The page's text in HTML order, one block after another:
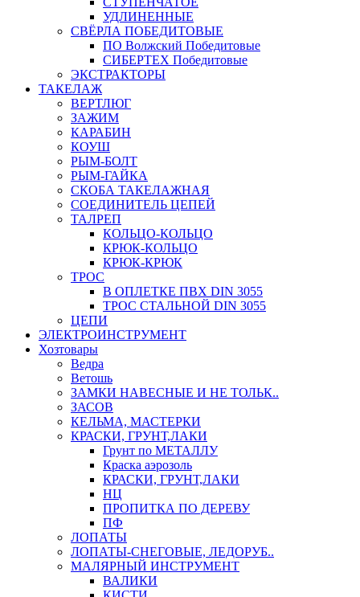
УДЛИНЕННЫЕ
СВЁРЛА ПОБЕДИТОВЫЕ
ПО Волжский Победитовые
СИБЕРТЕХ Победитовые
ЭКСТРАКТОРЫ
ТАКЕЛАЖ
ВЕРТЛЮГ
ЗАЖИМ
КАРАБИН
КОУШ
РЫМ-БОЛТ
РЫМ-ГАЙКА
СКОБА ТАКЕЛАЖНАЯ
СОЕДИНИТЕЛЬ ЦЕПЕЙ
ТАЛРЕП
КОЛЬЦО-КОЛЬЦО
КРЮК-КОЛЬЦО
КРЮК-КРЮК
ТРОС
В ОПЛЕТКЕ ПВХ DIN 3055
ТРОС СТАЛЬНОЙ DIN 3055
ЦЕПИ
ЭЛЕКТРОИНСТРУМЕНТ
Хозтовары
Ведра
Ветошь
ЗАМКИ НАВЕСНЫЕ И НЕ ТОЛЬК..
ЗАСОВ
КЕЛЬМА, МАСТЕРКИ
КРАСКИ, ГРУНТ,ЛАКИ
Грунт по МЕТАЛЛУ
Краска аэрозоль
КРАСКИ, ГРУНТ,ЛАКИ
НЦ
ПРОПИТКА ПО ДЕРЕВУ
ПФ
ЛОПАТЫ
ЛОПАТЫ-СНЕГОВЫЕ, ЛЕДОРУБ..
МАЛЯРНЫЙ ИНСТРУМЕНТ
ВАЛИКИ